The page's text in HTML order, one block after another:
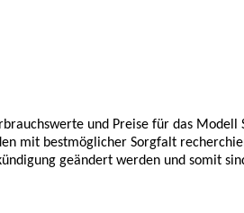
und Preise für das Modell
mit bestmöglicher Sorgfalt
geändert werden und somit